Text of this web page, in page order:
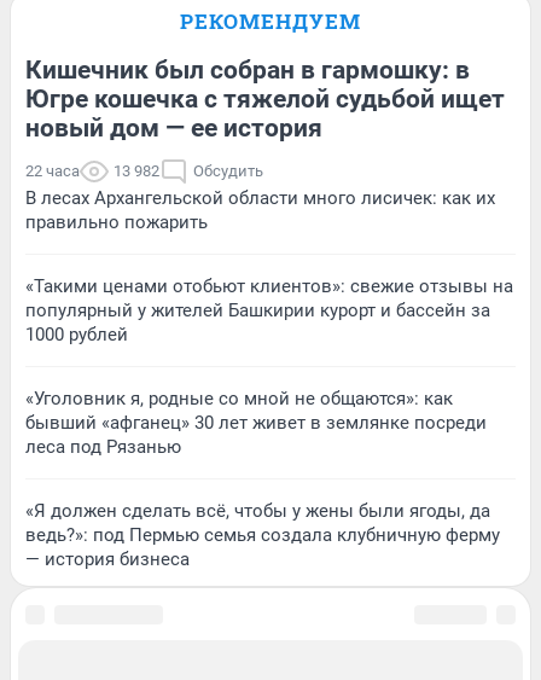
РЕКОМЕНДУЕМ
Кишечник был собран в гармошку: в
Югре кошечка с тяжелой судьбой ищет
новый дом — ее история
22 часа 13 982 Обсудить
В лесах Архангельской области много лисичек: как их
правильно пожарить
«Такими ценами отобьют клиентов»: свежие отзывы на
популярный у жителей Башкирии курорт и бассейн за
1000 рублей
«Уголовник я, родные со мной не общаются»: как
бывший «афганец» 30 лет живет в землянке посреди
леса под Рязанью
«Я должен сделать всё, чтобы у жены были ягоды, да
ведь?»: под Пермью семья создала клубничную ферму
— история бизнеса